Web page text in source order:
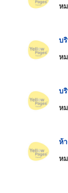
ห
บ
ห
บ
ห
ห้
ห